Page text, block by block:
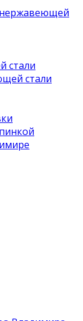
нержавеющей
стали
стали